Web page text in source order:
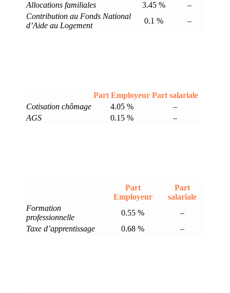
Allocations familiales
3.45 %
–
Contribution au Fonds National
d’Aide au Logement
0.1 % –
Part Employeur Part salariale
Cotisation chômage
4.05 %
–
AGS
0.15 % –
Part
Employeur
Part
salariale
Formation
professionnelle
0.55 %
–
Taxe d’apprentissage
0.68 % –